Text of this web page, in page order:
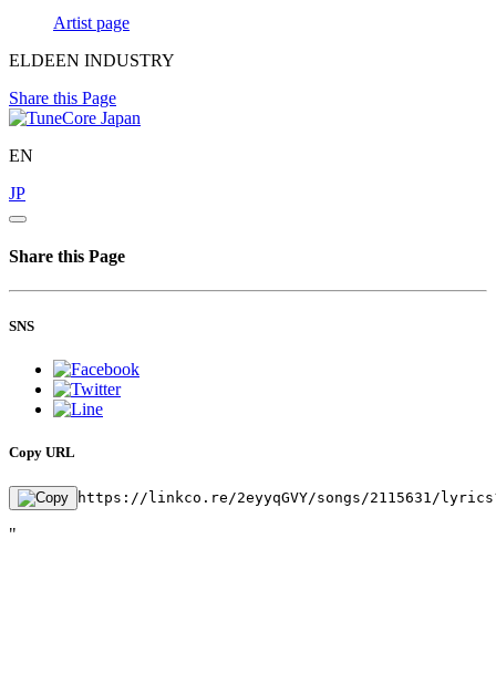
Artist page
ELDEEN INDUSTRY
Share this Page
EN
JP
Share this Page
SNS
Copy URL
https://linkco.re/2eyyqGVY/songs/2115631/
"